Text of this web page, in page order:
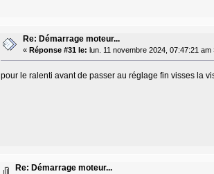
Re: Démarrage moteur...
« Réponse #31 le: lun. 11 novembre 2024, 07:47:21 am
pour le ralenti avant de passer au réglage fin visses la
Re: Démarrage moteur...